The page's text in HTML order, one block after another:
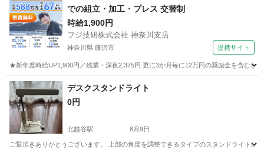
での組立・加工・プレス 交替制
時給1,900円
フジ技研株式会社 神奈川支店
神奈川県 藤沢市 提携サイト
★新年度時給UP1,900円／残業・深夜2,375円 更に3か月毎に12万円の奨励金を含む
神奈川 藤沢市 その他
デスクスタンドライト
0円
北越谷駅 8月9日
ご覧頂きありがとうございます。 上部の角度を調整できるタイプのスタンドライト